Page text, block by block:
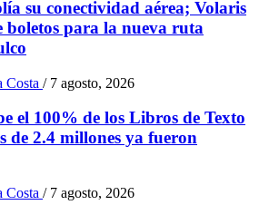
su conectividad aérea; Volaris
boletos para la nueva ruta
Costa / 7 agosto, 2026
el 100% de los Libros de Texto
de 2.4 millones ya fueron
Costa / 7 agosto, 2026